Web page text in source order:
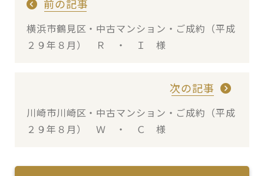
前の記事
横浜市鶴見区・中古マンション・ご成約（平成
２９年８月） Ｒ ・ Ｉ 様
次の記事
川崎市川崎区・中古マンション・ご成約（平成
２９年８月） Ｗ ・ Ｃ 様